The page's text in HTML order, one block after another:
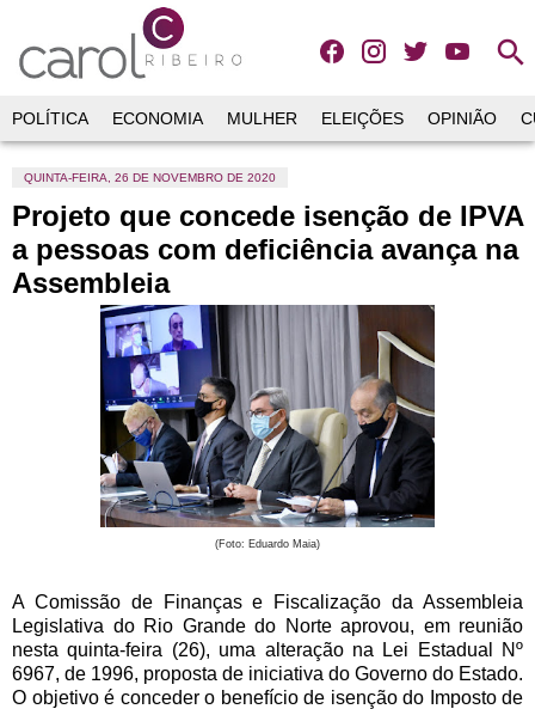
search
POLÍTICA ECONOMIA MULHER ELEIÇÕES OPINIÃO
QUINTA-FEIRA, 26 DE NOVEMBRO DE 2020
Projeto que concede isenção de IPVA
a pessoas com deficiência avança na
Assembleia
(Foto: Eduardo Maia)
A Comissão de Finanças e Fiscalização da Assembleia
Legislativa do Rio Grande do Norte aprovou, em reunião
nesta quinta-feira (26), uma alteração na Lei Estadual Nº
6967, de 1996, proposta de iniciativa do Governo do Estado.
O objetivo é conceder o benefício de isenção do Imposto de